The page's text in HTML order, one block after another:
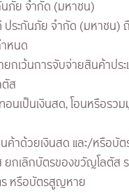
ภัย จำกัด (มหาชน)
ระกันภัย จำกัด (มหาชน)
หนด
เว้นการจับจ่ายสินค้าปร
ตัส
เป็นเงินสด, โอนหรือรวม
าด้วยเงินสด และ/หรือบัต
เลิกบัตรของขวัญโลตัส
หรือบัตรสูญหาย